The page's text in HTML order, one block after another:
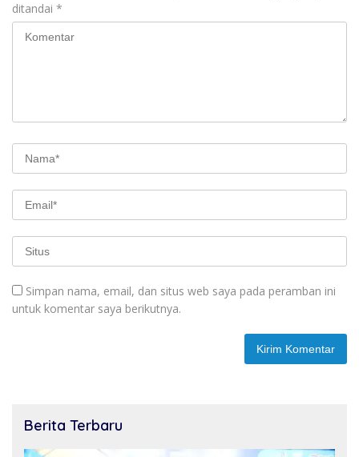
ditandai *
Simpan nama, email, dan situs web saya pada peramban ini
untuk komentar saya berikutnya.
Berita Terbaru